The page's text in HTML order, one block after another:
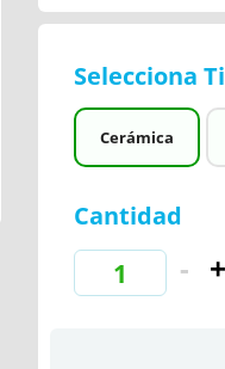
Selecciona
Cerámica
Cantidad